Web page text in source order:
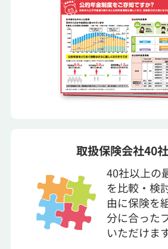
40社以上の
を比較・検
由に保険を
分に合った
いただけます
取扱保険会社40